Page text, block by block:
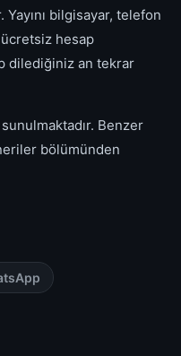
bilgisayar, telefon
hesap
dilediğiniz an tekrar
Benzer
bölümünden